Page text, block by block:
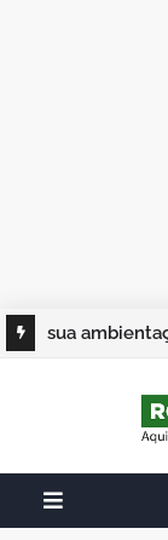
sua